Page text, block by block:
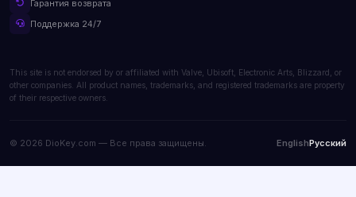
Гарантия возврата
Поддержка 24/7
This site is not endorsed by or affiliated with Valve, Ubisoft, Electronic Arts, Blizzard, or
other companies. All product names, trademarks, and registered trademarks are property
of their respective owners.
© 2026 DioKey.com — Все права защищены. EnglishРусский